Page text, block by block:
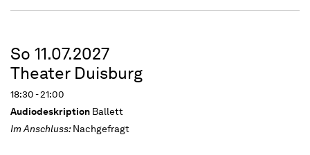
So 11.07.2027
Theater Duisburg
18:30 - 21:00
Audiodeskription Ballett
Im Anschluss:Nachgefragt